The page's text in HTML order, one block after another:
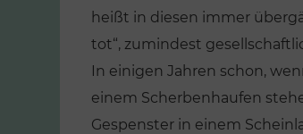
heißt in diesen immer
tot“, zumindest
In einigen Jahren schon,
einem Scherbenhaufen
Gespenster in einem